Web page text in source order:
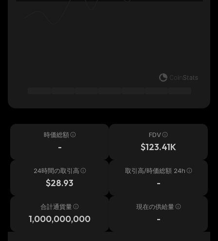
時価総額
-
FDV
$123.41K
24時間の取引高
$28.93
取引高/時価総額 24h
-
合計通貨量
1,000,000,000
現在の供給量
-